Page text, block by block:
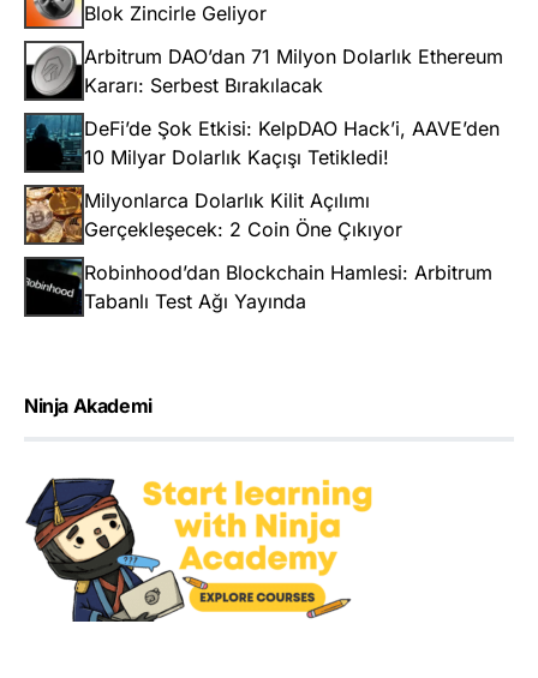
Blok Zincirle Geliyor
Arbitrum DAO’dan 71 Milyon Dolarlık Ethereum
Kararı: Serbest Bırakılacak
DeFi’de Şok Etkisi: KelpDAO Hack’i, AAVE’den
10 Milyar Dolarlık Kaçışı Tetikledi!
Milyonlarca Dolarlık Kilit Açılımı
Gerçekleşecek: 2 Coin Öne Çıkıyor
Robinhood’dan Blockchain Hamlesi: Arbitrum
Tabanlı Test Ağı Yayında
Ninja Akademi